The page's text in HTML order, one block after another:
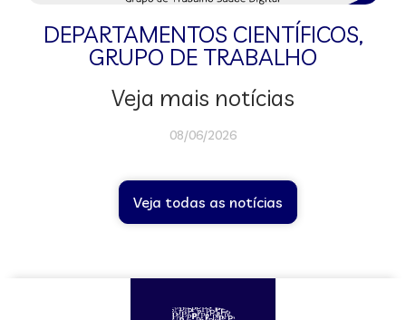
DEPARTAMENTOS CIENTÍFICOS,
GRUPO DE TRABALHO
Veja mais notícias
08/06/2026
Veja todas as notícias